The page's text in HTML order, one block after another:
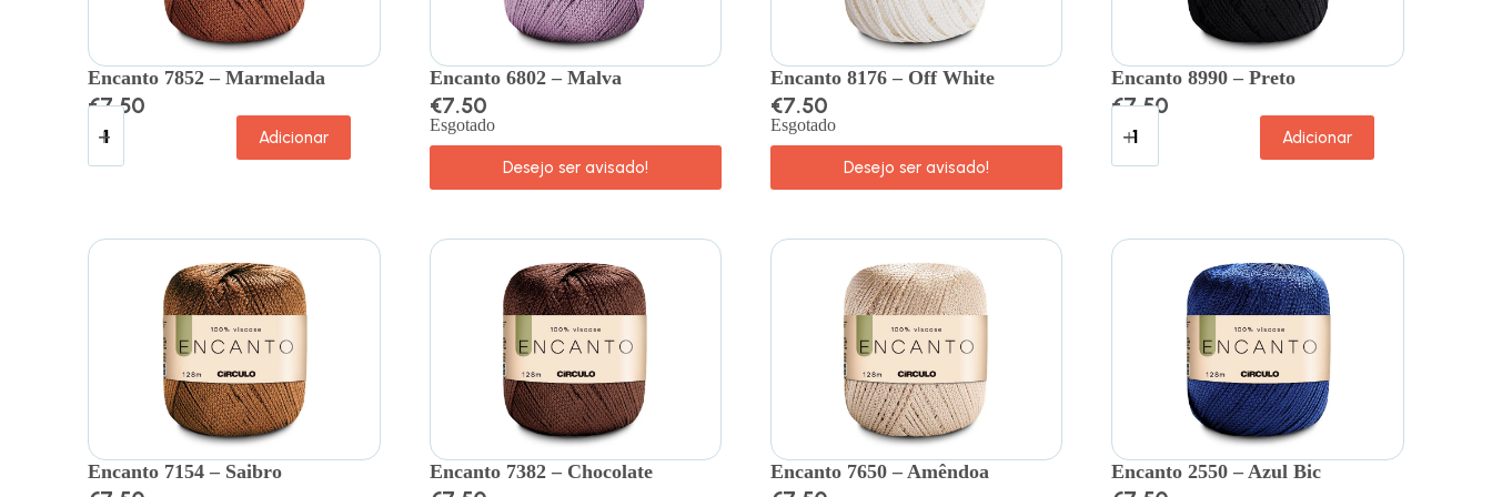
Encanto 7852 – Marmelada
€7.50
Adicionar
Encanto 6802 – Malva
€7.50
Esgotado
Desejo ser avisado!
Encanto 8176 – Off White
€7.50
Esgotado
Desejo ser avisado!
Encanto 8990 – Preto
€7.50
Adicionar
Encanto 7154 – Saibro Encanto 7382 – Chocolate Encanto 7650 – Amêndoa Encanto 2550 – Azul Bic